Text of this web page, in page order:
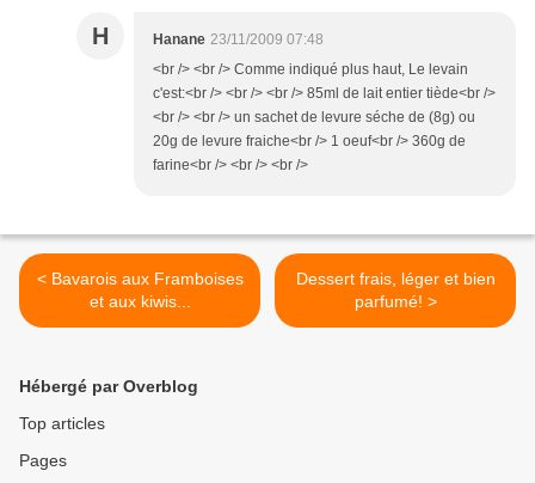
H Hanane 23/11/2009 07:48
<br /> <br /> Comme indiqué plus haut, Le levain
c'est:<br /> <br /> <br /> 85ml de lait entier tiède<br />
<br /> <br /> un sachet de levure séche de (8g) ou
20g de levure fraiche<br /> 1 oeuf<br /> 360g de
farine<br /> <br /> <br />
< Bavarois aux Framboises
et aux kiwis...
Dessert frais, léger et bien
parfumé! >
Hébergé par Overblog
Top articles
Pages